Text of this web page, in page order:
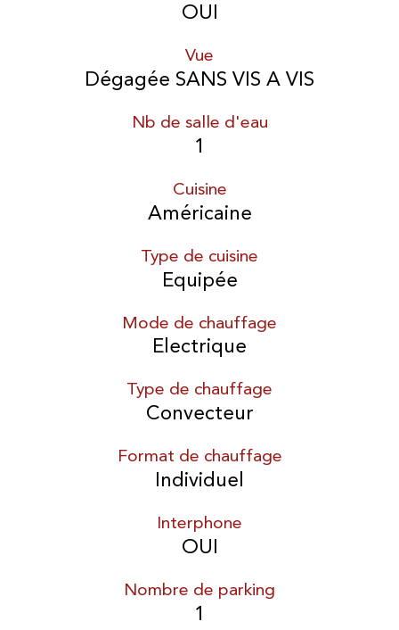
OUI
Vue
Dégagée SANS VIS A VIS
Nb de salle d'eau
1
Cuisine
Américaine
Type de cuisine
Equipée
Mode de chauffage
Electrique
Type de chauffage
Convecteur
Format de chauffage
Individuel
Interphone
OUI
Nombre de parking
1